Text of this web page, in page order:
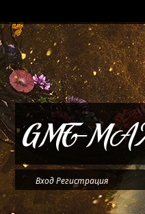
ВходРегистрация